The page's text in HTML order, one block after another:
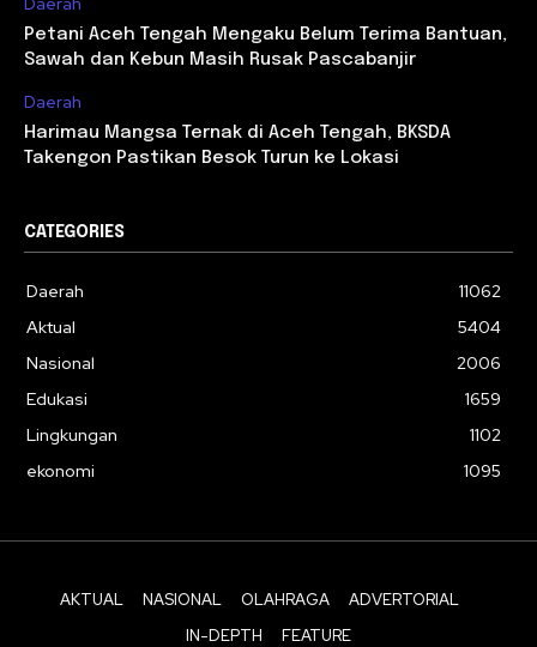
Petani Aceh Tengah Mengaku Belum Terima Bantuan,
Sawah dan Kebun Masih Rusak Pascabanjir
Daerah
Harimau Mangsa Ternak di Aceh Tengah, BKSDA
Takengon Pastikan Besok Turun ke Lokasi
CATEGORIES
Daerah
11062
Aktual
5404
Nasional
2006
Edukasi
1659
Lingkungan
1102
ekonomi
1095
AKTUAL NASIONAL OLAHRAGA
ADVERTORIAL
IN-DEPTH
FEATURE